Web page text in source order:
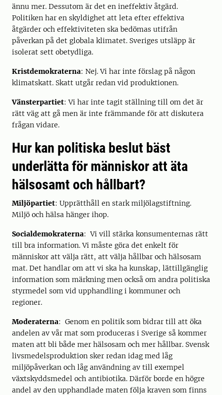
ännu mer. Dessutom är det en ineffektiv åtgärd.
Politiken har en skyldighet att leta efter effektiva
åtgärder och effektiviteten ska bedömas utifrån
påverkan på det globala klimatet. Sveriges utsläpp är
isolerat sett obetydliga.
Kristdemokraterna: Nej. Vi har inte förslag på någon
klimatskatt. Skatt utgår redan vid produktionen.
Vänsterpartiet: Vi har inte tagit ställning till om det är
rätt väg att gå men är inte främmande för att diskutera
frågan vidare.
Hur kan politiska beslut bäst
underlätta för människor att äta
hälsosamt och hållbart?
Miljöpartiet: Upprätthåll en stark miljölagstiftning.
Miljö och hälsa hänger ihop.
Socialdemokraterna: Vi vill stärka konsumenternas rätt
till bra information. Vi måste göra det enkelt för
människor att välja rätt, att välja hållbar och hälsosam
mat. Det handlar om att vi ska ha kunskap, lättillgänglig
information som märkning men också om andra politiska
styrmedel som vid upphandling i kommuner och
regioner.
Moderaterna: Genom en politik som bidrar till att öka
andelen av vår mat som produceras i Sverige så kommer
maten att bli både mer hälsosam och mer hållbar. Svensk
livsmedelsproduktion sker redan idag med låg
miljöpåverkan och låg användning av till exempel
växtskyddsmedel och antibiotika. Därför borde en högre
andel av den upphandlade maten följa kraven som finns